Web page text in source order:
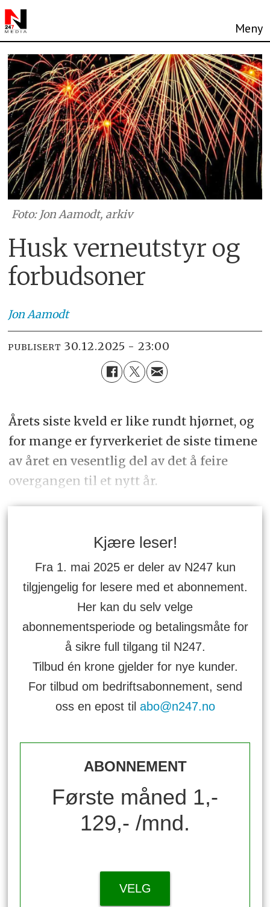
Foto: Jon Aamodt, arkiv
Husk verneutstyr og
forbudsoner
JonAamodt
PUBLISERT 30.12.2025 - 23:00
Årets siste kveld er like rundt hjørnet, og
for mange er fyrverkeriet de siste timene
av året en vesentlig del av det å feire
overgangen til et nytt år.
Kjære leser!
Fra 1. mai 2025 er deler av N247 kun
tilgjengelig for lesere med et abonnement.
Her kan du selv velge
abonnementsperiode og betalingsmåte for
å sikre full tilgang til N247.
Tilbud én krone gjelder for nye kunder.
For tilbud om bedriftsabonnement, send
oss en epost til abo@n247.no
ABONNEMENT
Første måned 1,-
129,- /mnd.
VELG